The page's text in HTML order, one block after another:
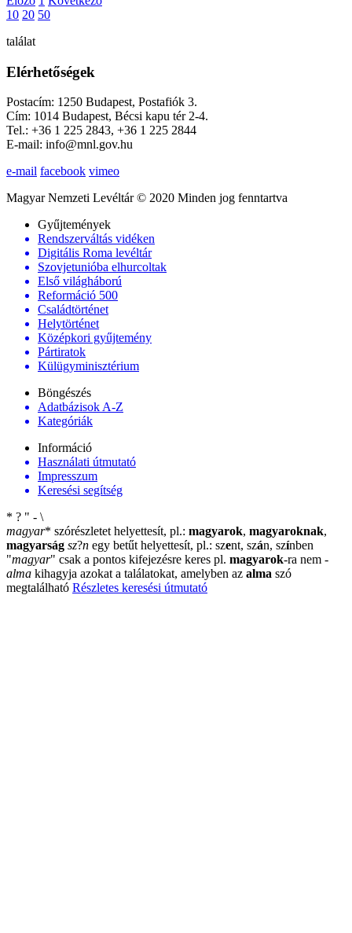
10 20 50
találat
Elérhetőségek
Postacím: 1250 Budapest, Postafiók 3.
Cím: 1014 Budapest, Bécsi kapu tér 2-4.
Tel.: +36 1 225 2843, +36 1 225 2844
E-mail: info@mnl.gov.hu
e-mail facebook vimeo
Magyar Nemzeti Levéltár © 2020 Minden jog fenntartva
Gyűjtemények
Rendszerváltás vidéken
Digitális Roma levéltár
Szovjetunióba elhurcoltak
Első világháború
Reformáció 500
Családtörténet
Helytörténet
Középkori gyűjtemény
Pártiratok
Külügyminisztérium
Böngészés
Adatbázisok A-Z
Kategóriák
Információ
Használati útmutató
Impresszum
Keresési segítség
* ? " - \
magyar* szórészletet helyettesít, pl.: magyarok, magyaroknak,
magyarság sz?n egy betűt helyettesít, pl.: szent, szán, színben
"magyar" csak a pontos kifejezésre keres pl. magyarok-ra nem -
alma kihagyja azokat a találatokat, amelyben az alma szó
megtalálható Részletes keresési útmutató